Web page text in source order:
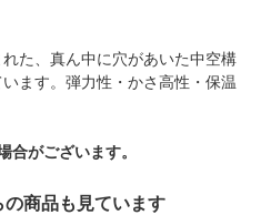
た、真ん中に穴があいた中空構
ます。弾力性・かさ高性・保温
がございます。
商品も見ています